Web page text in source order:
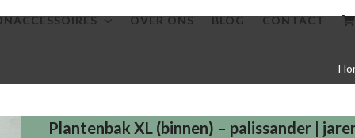
OVER ONS BLOG CONTACT
Plantenbak XL (binnen) – palissander |